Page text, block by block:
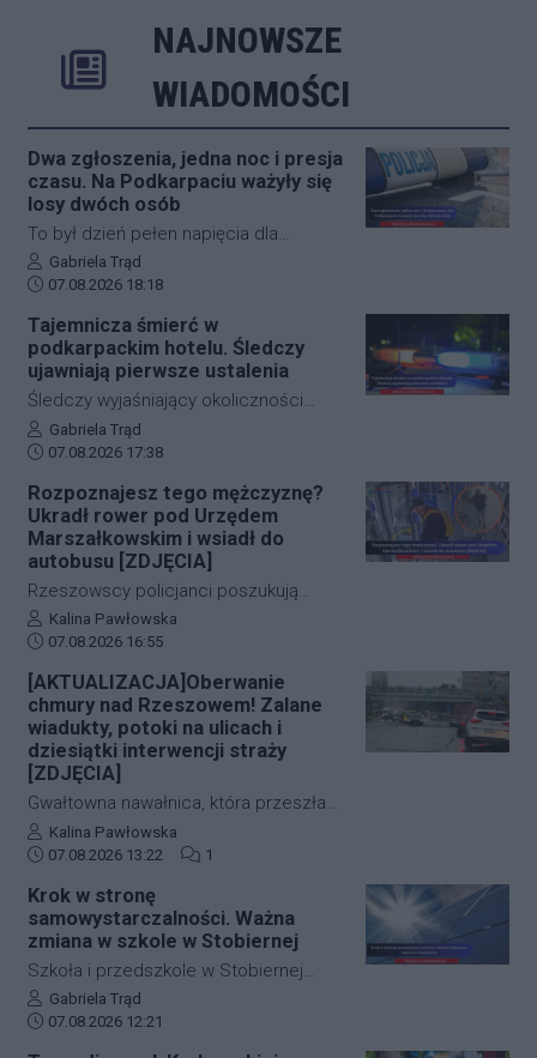
NAJNOWSZE
WIADOMOŚCI
Dwa zgłoszenia, jedna noc i presja
czasu. Na Podkarpaciu ważyły się
losy dwóch osób
To był dzień pełen napięcia dla
funkcjonariuszy z powiatu niżańskiego.
W ciągu zaledwie kilkunastu godzin
służby ratunkowe musiały
przeprowadzić dwie niezależne,
intensywne akcje poszukiwawcze. W
obu przypadkach chodziło o ludzkie
życie, a kluczową rolę odegrał czas.
Dzięki błyskawicznej mobilizacji policji,
nowoczesnej technologii, obie historie
zakończyły się szczęśliwie.
Autor artykułu:
Gabriela Trąd
Data dodania artykułu:
07.08.2026 18:18
Tajemnicza śmierć w
podkarpackim hotelu. Śledczy
ujawniają pierwsze ustalenia
Śledczy wyjaśniający okoliczności
tragicznego zdarzenia na terenie
jednego z sanockich hoteli dysponują
sądowych. Z przeprowadzonej sekcji
zwłok 37-letniego mężczyzny wynika,
że na tym etapie postępowania nic nie
wskazuje na udział osób trzecich.
Autor artykułu:
Gabriela Trąd
Data dodania artykułu:
07.08.2026 17:38
Rozpoznajesz tego mężczyznę?
Ukradł rower pod Urzędem
Marszałkowskim i wsiadł do
autobusu [ZDJĘCIA]
Rzeszowscy policjanci poszukują
sprawcy kradzieży roweru marki Kross
o wartości około 1500 złotych. Do
zdarzenia doszło w ścisłym centrum
miasta – pod Urzędem
Marszałkowskim przy al. Cieplińskiego.
Złodziej ze skradzionym jednośladem
wsiadł do autobusu MPK linii 28. Jego
wizerunek zarejestrowały kamery
monitoringu, a policja apeluje o pomoc
w identyfikacji mężczyzny.
Autor artykułu:
Kalina Pawłowska
Data dodania artykułu:
07.08.2026 16:55
[AKTUALIZACJA]Oberwanie
chmury nad Rzeszowem! Zalane
wiadukty, potoki na ulicach i
dziesiątki interwencji straży
[ZDJĘCIA]
Gwałtowna nawałnica, która przeszła
nad Rzeszowem tuż po godzinie 12:00,
w kilka minut sparaliżowała ruch w
rwące potoki ulice, zalane wiadukty i
wybijające studzienki kanalizacyjne
odcięły od świata kluczowe arterie.
Podkarpaccy strażacy wyjeżdżali do
akcji już blisko 70 razy! Mamy dla Was
Autor artykułu:
Kalina Pawłowska
Data dodania artykułu:
07.08.2026 13:22 Liczba komentarzy artykułu:
1
Krok w stronę
samowystarczalności. Ważna
zmiana w szkole w Stobiernej
Szkoła i przedszkole w Stobiernej
przejdą technologiczną transformację,
która znacząco wpłynie na budżet
placówki oraz środowisko. Gmina
Autor artykułu:
Gabriela Trąd
Data dodania artykułu:
07.08.2026 12:21